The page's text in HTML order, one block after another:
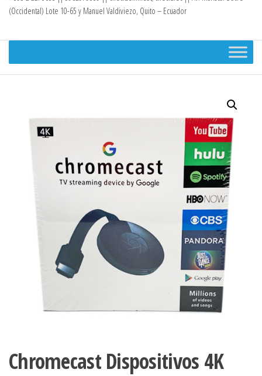
(Occidental) Lote 10-65 y Manuel Valdiviezo, Quito – Ecuador
Chromecast Dispositivos 4K